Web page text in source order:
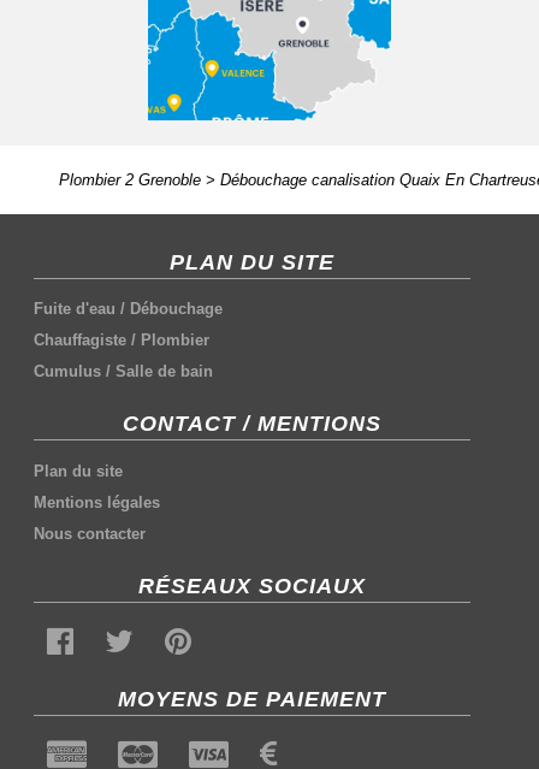
Plombier 2 Grenoble> Débouchage canalisation Quaix En
PLAN DU SITE
Fuite d'eau / Débouchage
Chauffagiste / Plombier
Cumulus /Salle de bain
CONTACT / MENTIONS
Plan du site
Mentions légales
Nous contacter
RÉSEAUX SOCIAUX
MOYENS DE PAIEMENT